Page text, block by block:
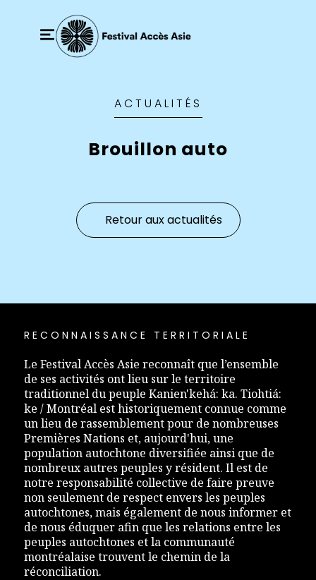
ACTUALITÉS
Brouillon auto
Retour aux actualités
RECONNAISSANCE TERRITORIALE
Le Festival Accès Asie reconnaît que l’ensemble
de ses activités ont lieu sur le territoire
traditionnel du peuple Kanien'kehá: ka. Tiohtiá:
ke / Montréal est historiquement connue comme
un lieu de rassemblement pour de nombreuses
Premières Nations et, aujourd'hui, une
population autochtone diversifiée ainsi que de
nombreux autres peuples y résident. Il est de
notre responsabilité collective de faire preuve
non seulement de respect envers les peuples
autochtones, mais également de nous informer et
de nous éduquer afin que les relations entre les
peuples autochtones et la communauté
montréalaise trouvent le chemin de la
réconciliation.